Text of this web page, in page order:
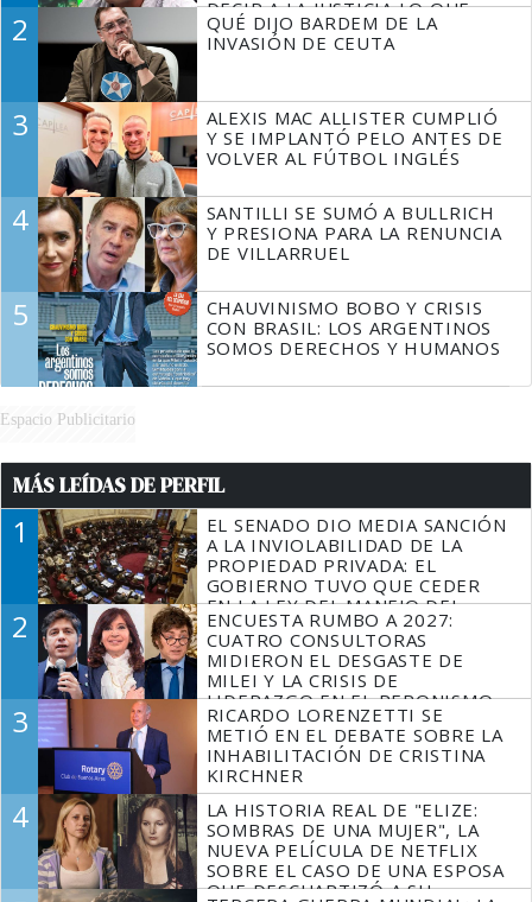
DECIR A LA JUSTICIA LO QUE
TIENE QUE HACER"
2
QUÉ DIJO BARDEM DE LA
INVASIÓN DE CEUTA
3
ALEXIS MAC ALLISTER CUMPLIÓ
Y SE IMPLANTÓ PELO ANTES DE
VOLVER AL FÚTBOL INGLÉS
4
SANTILLI SE SUMÓ A BULLRICH
Y PRESIONA PARA LA RENUNCIA
DE VILLARRUEL
5
CHAUVINISMO BOBO Y CRISIS
CON BRASIL: LOS ARGENTINOS
SOMOS DERECHOS Y HUMANOS
Espacio Publicitario
MÁS LEÍDAS DE PERFIL
1
EL SENADO DIO MEDIA SANCIÓN
A LA INVIOLABILIDAD DE LA
PROPIEDAD PRIVADA: EL
GOBIERNO TUVO QUE CEDER
EN LA LEY DEL MANEJO DEL
FUEGO
2
ENCUESTA RUMBO A 2027:
CUATRO CONSULTORAS
MIDIERON EL DESGASTE DE
MILEI Y LA CRISIS DE
LIDERAZGO EN EL PERONISMO
3
RICARDO LORENZETTI SE
METIÓ EN EL DEBATE SOBRE LA
INHABILITACIÓN DE CRISTINA
KIRCHNER
4
LA HISTORIA REAL DE "ELIZE:
SOMBRAS DE UNA MUJER", LA
NUEVA PELÍCULA DE NETFLIX
SOBRE EL CASO DE UNA ESPOSA
QUE DESCUARTIZÓ A SU